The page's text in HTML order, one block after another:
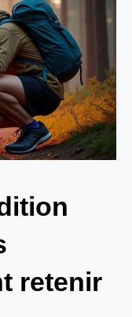
retenir